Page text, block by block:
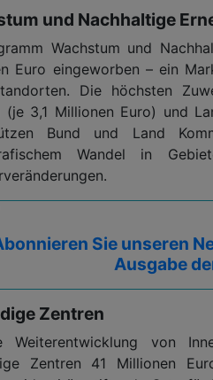
und Nachhaltige
Wachstum und
Euro eingeworben – ein
Die höchsten
(je 3,1 Millionen Euro) und
Bund und Land
Wandel in
Sie unseren
Ausgabe
Zentren
Weiterentwicklung von
Zentren 41 Millionen